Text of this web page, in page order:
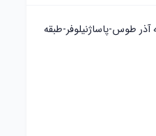
طوس-پاساژنیلوفر-طبقه